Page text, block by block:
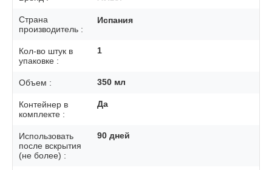
Страна
производитель :
Испания
Кол-во штук в
упаковке :
1
Объем : 350 мл
Контейнер в
комплекте :
Да
Использовать
после вскрытия
(не более) :
90 дней